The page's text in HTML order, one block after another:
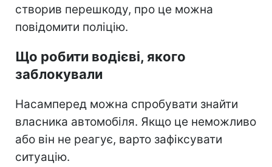
створив перешкоду, про це можна
повідомити поліцію.
Що робити водієві, якого
заблокували
Насамперед можна спробувати знайти
власника автомобіля. Якщо це неможливо
або він не реагує, варто зафіксувати
ситуацію.